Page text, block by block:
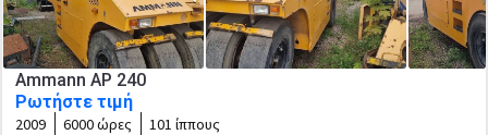
Ammann AP 240
Ρωτήστε τιμή
2009 6000 ώρες
101 ίππους